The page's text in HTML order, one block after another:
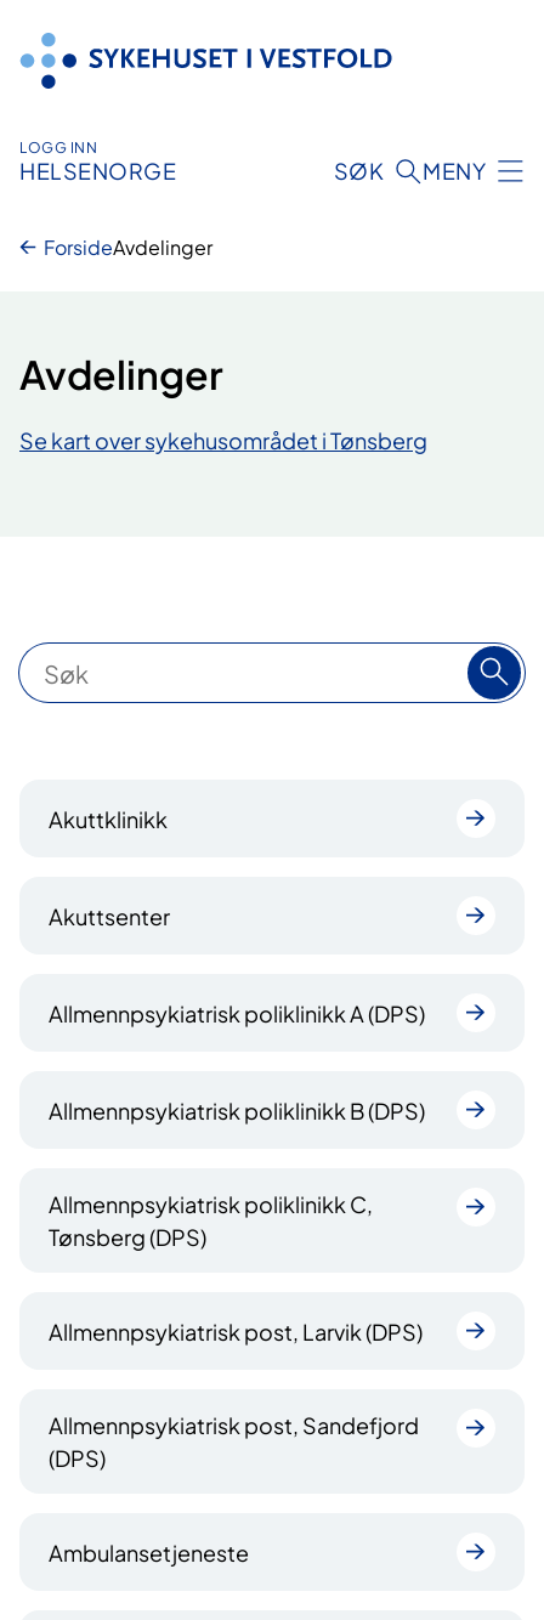
innhold
LOGG INN
HELSENORGE SØK MENY
ForsideAvdelinger
Avdelinger
Se kart over sykehusområdet i Tønsberg
S
ø
Akuttklinikk
Akuttsenter
Allmennpsykiatrisk poliklinikk A (DPS)
Allmennpsykiatrisk poliklinikk B (DPS)
Allmennpsykiatrisk poliklinikk C,
Tønsberg (DPS)
Allmennpsykiatrisk post, Larvik (DPS)
Allmennpsykiatrisk post, Sandefjord
(DPS)
Ambulansetjeneste